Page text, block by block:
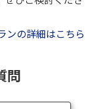
ンの詳細はこちら
問